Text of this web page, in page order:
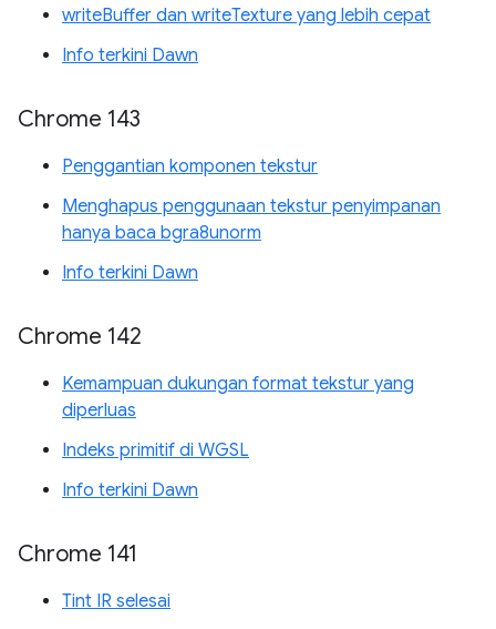
writeBuffer dan writeTexture yang lebih cepat
Info terkini Dawn
Chrome 143
Penggantian komponen tekstur
Menghapus penggunaan tekstur penyimpanan
hanya baca bgra8unorm
Info terkini Dawn
Chrome 142
Kemampuan dukungan format tekstur yang
diperluas
Indeks primitif di WGSL
Info terkini Dawn
Chrome 141
Tint IR selesai